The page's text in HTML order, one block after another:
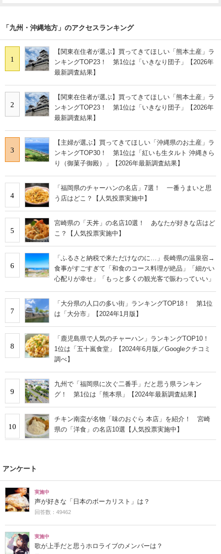
「九州・沖縄地方」のアクセスランキング
1
【関東在住者が選ぶ】買ってきてほしい「熊本土産」ラ
ンキングTOP23！ 第1位は「いきなり団子」【2026年
最新調査結果】
2
【関東在住者が選ぶ】買ってきてほしい「熊本土産」ラ
ンキングTOP23！ 第1位は「いきなり団子」【2026年
最新調査結果】
3
【主婦が選ぶ】買ってきてほしい「沖縄県のお土産」ラ
ンキングTOP30！ 第1位は「紅いも生タルト 沖縄きら
り（御菓子御殿）」【2026年最新調査結果】
4
「福岡県のチャーハンの名店」7選！ 一番うまいと思
う店はどこ？【人気投票実施中】
5
宮崎県の「天丼」の名店10選！ あなたが好きな店はど
こ？【人気投票実施中】
6
「ふるさと納税で来ただけなのに…」長崎県の温泉宿→
食事がすごすぎて「和食のコース料理が絶品」「細かい
心配りが幸せ」「もっと多くの観光客で賑わっていい」
7
「大分県の人口の多い街」ランキングTOP18！ 第1位
は「大分市」【2024年1月版】
8
「鹿児島県で人気のチャーハン」ランキングTOP10！
1位は「五十嵐食堂」【2024年6月版／Googleクチコミ
調べ】
9
九州で「福岡県に次ぐ二番手」だと思う県ランキン
グ！ 第1位は「熊本県」【2024年最新調査結果】
10
チキン南蛮が名物「味のおぐら 本店」を紹介！ 宮崎
県の「洋食」の名店10選【人気投票実施中】
アンケート
実施中
声が好きな「日本のボーカリスト」は？
回答数：49462
実施中
歌が上手だと思うホロライブのメンバーは？